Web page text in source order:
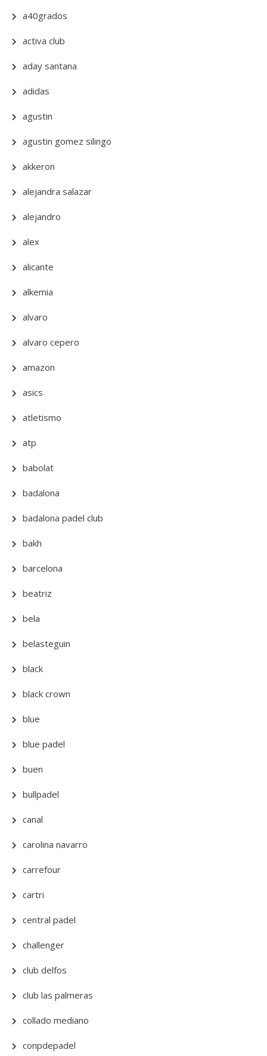
a40grados
activa club
aday santana
adidas
agustin
agustin gomez silingo
akkeron
alejandra salazar
alejandro
alex
alicante
alkemia
alvaro
alvaro cepero
amazon
asics
atletismo
atp
babolat
badalona
badalona padel club
bakh
barcelona
beatriz
bela
belasteguin
black
black crown
blue
blue padel
buen
bullpadel
canal
carolina navarro
carrefour
cartri
central padel
challenger
club delfos
club las palmeras
collado mediano
conpdepadel